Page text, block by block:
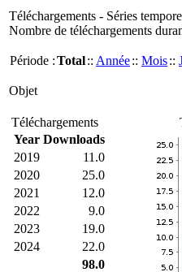
Téléchargements - Séries
Nombre de téléchargements
Période :Total:: Année:: Mois::
Objet
Téléchargements
Year Downloads
2019
11.0
2020
25.0
2021
12.0
2022
9.0
2023
19.0
2024
22.0
98.0